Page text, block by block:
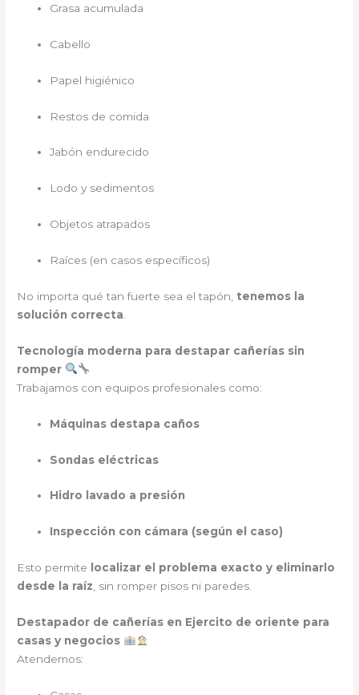
Grasa acumulada
Cabello
Papel higiénico
Restos de comida
Jabón endurecido
Lodo y sedimentos
Objetos atrapados
Raíces (en casos específicos)
No importa qué tan fuerte sea el tapón, tenemos la
solución correcta
Tecnología moderna para destapar cañerías sin
romper
Trabajamos con equipos profesionales como:
Máquinas destapa caños
Sondas eléctricas
Hidro lavado a presión
Inspección con cámara (según el caso)
Esto permite
localizar el problema exacto y eliminarlo
desde la raíz , sin romper pisos ni paredes.
Destapador de cañerías en Ejercito de oriente para
casas y negocios
Atendemos: